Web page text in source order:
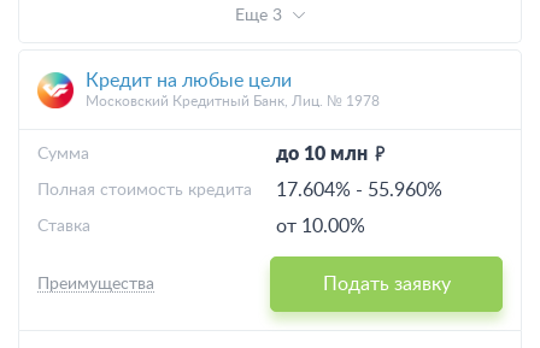
Еще 3
Кредит на любые цели
Московский Кредитный Банк, Лиц. № 1978
до 10 млн
Cумма
17.604% - 55.960%
Полная стоимость кредита
от 10.00%
Ставка
Подать заявку
Преимущества